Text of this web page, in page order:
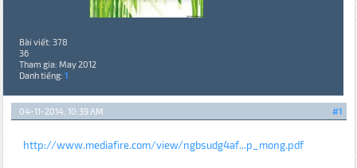
Bài viết: 378
36
Tham gia: May 2012
Danh tiếng: 1
#1
04-11-2014, 10:39 AM
http://www.mediafire.com/view/ngbsudg4af...p_mong.pdf